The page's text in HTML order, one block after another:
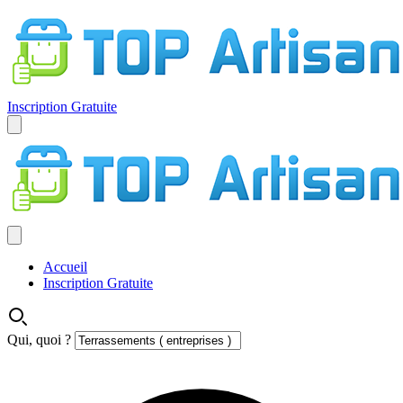
Inscription Gratuite
Accueil
Inscription Gratuite
Qui, quoi ?